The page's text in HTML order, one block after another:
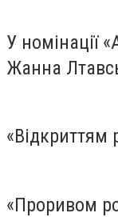
У номінації
Жанна
«Відкриттям
«Проривом